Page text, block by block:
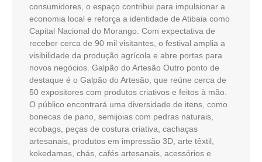
consumidores, o espaço contribui para impulsionar a
economia local e reforça a identidade de Atibaia como
Capital Nacional do Morango. Com expectativa de
receber cerca de 90 mil visitantes, o festival amplia a
visibilidade da produção agrícola e abre portas para
novos negócios. Galpão do Artesão Outro ponto de
destaque é o Galpão do Artesão, que reúne cerca de
50 expositores com produtos criativos e feitos à mão.
O público encontrará uma diversidade de itens, como
bonecas de pano, semijoias com pedras naturais,
ecobags, peças de costura criativa, cachaças
artesanais, produtos em impressão 3D, arte têxtil,
kokedamas, chás, cafés artesanais, acessórios e